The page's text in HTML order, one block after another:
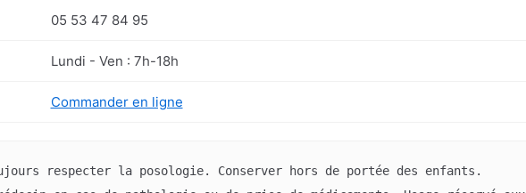
05 53 47 84 95
Lundi - Ven : 7h-18h
Commander en ligne
respecter la posologie. Conserver hors de portée des enfants.